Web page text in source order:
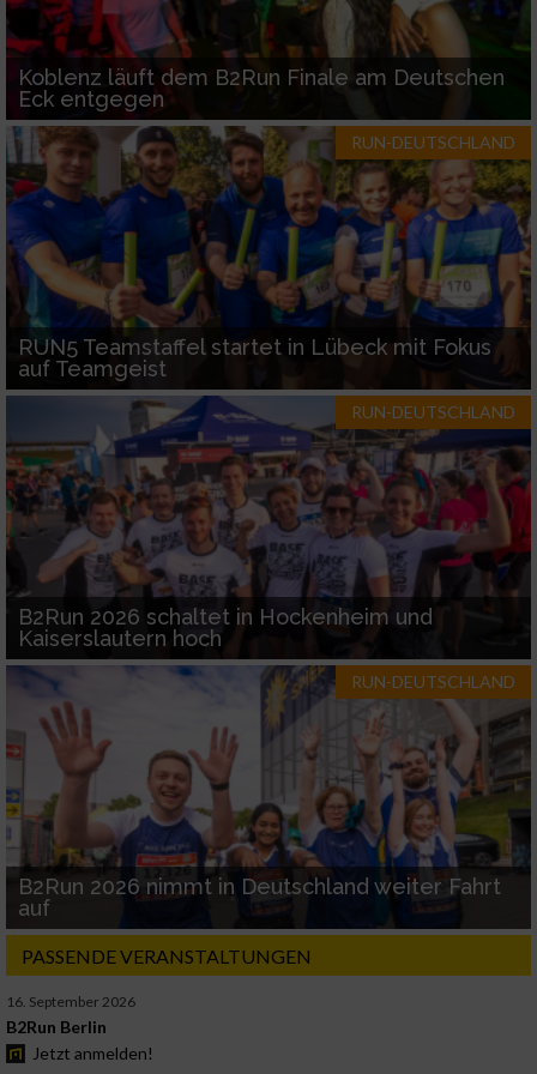
Koblenz läuft dem B2Run Finale am Deutschen
Eck entgegen
RUN-DEUTSCHLAND
RUN5 Teamstaffel startet in Lübeck mit Fokus
auf Teamgeist
RUN-DEUTSCHLAND
B2Run 2026 schaltet in Hockenheim und
Kaiserslautern hoch
RUN-DEUTSCHLAND
B2Run 2026 nimmt in Deutschland weiter Fahrt
auf
PASSENDE VERANSTALTUNGEN
16. September 2026
B2Run Berlin
Jetzt anmelden!